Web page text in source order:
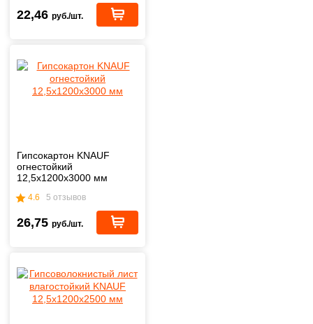
22,46 руб./шт.
Гипсокартон KNAUF
огнестойкий
12,5х1200х3000 мм
4.6 5 отзывов
26,75 руб./шт.